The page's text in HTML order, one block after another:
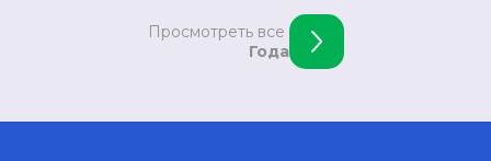
Просмотреть все
Года